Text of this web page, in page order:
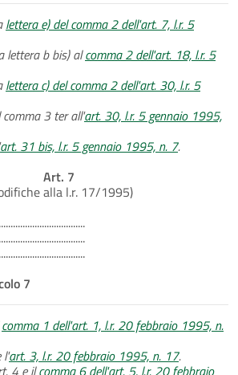
lettera e) del comma 2 dell'art. 7, l.r. 5
lettera b bis) alcomma 2 dell'art. 18, l.r. 5
lettera c) del comma 2 dell'art. 30, l.r. 5
comma 3 ter all'art. 30, l.r. 5 gennaio 1995,
art. 31 bis, l.r. 5 gennaio 1995, n. 7.
Art. 7
alla l.r. 17/1995)
7
comma 1 dell'art. 1, l.r. 20 febbraio 1995, n.
l'art. 3, l.r. 20 febbraio 1995, n. 17.
4 e ilcomma 6 dell'art. 5, l.r. 20 febbraio